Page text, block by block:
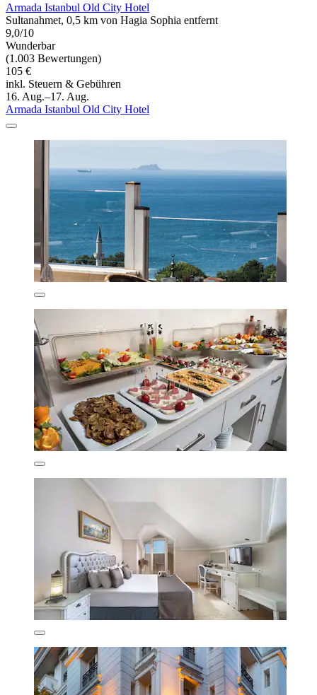
Armada Istanbul Old City Hotel
Sultanahmet, 0,5 km von Hagia Sophia entfernt
9,0/10
Wunderbar
(1.003 Bewertungen)
105 €
inkl. Steuern & Gebühren
16. Aug.–17. Aug.
Armada Istanbul Old City Hotel